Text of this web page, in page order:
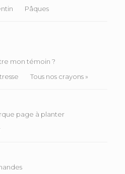
Pâques
mon témoin ?
Tous nos crayons »
page à planter